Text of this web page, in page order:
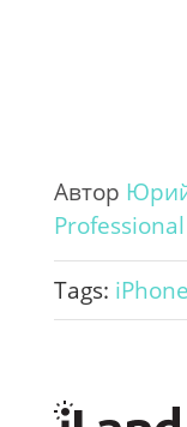
Автор
Professional
Tags: iPhone